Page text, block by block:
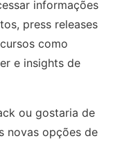
informações
press releases
como
e insights de
ou gostaria de
novas opções de